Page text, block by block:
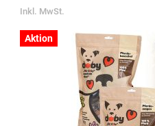
Inkl. MwSt.
Aktion